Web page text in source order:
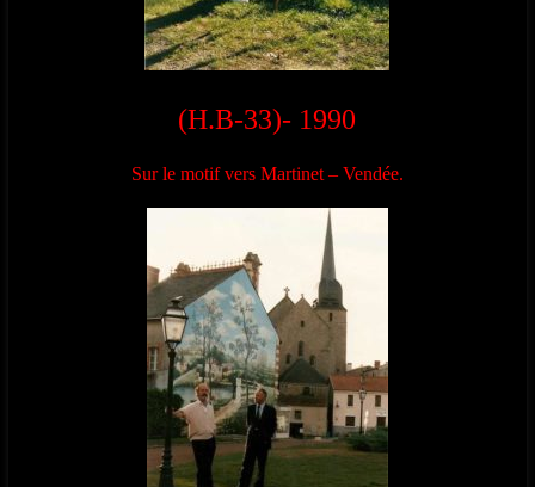
(H.B-33)- 1990
Sur le motif vers Martinet – Vendée.